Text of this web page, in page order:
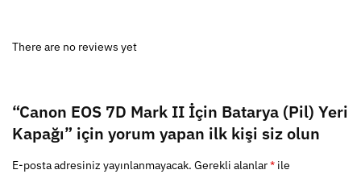
There are no reviews yet
“Canon EOS 7D Mark II İçin Batarya (Pil) Yeri
Kapağı” için yorum yapan ilk kişi siz olun
E-posta adresiniz yayınlanmayacak. Gerekli alanlar* ile